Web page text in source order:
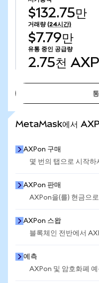
$132.75만
거래량 (24시간)
$7.79만
유통 중인 공급량
2.75천
MetaMask에서
AXPon 구매
몇 번의 탭으로 시작하
AXPon 판매
AXPon을(를) 현금으
AXPon 스왑
블록체인 전반에서
예측
AXPon 및 암호화폐